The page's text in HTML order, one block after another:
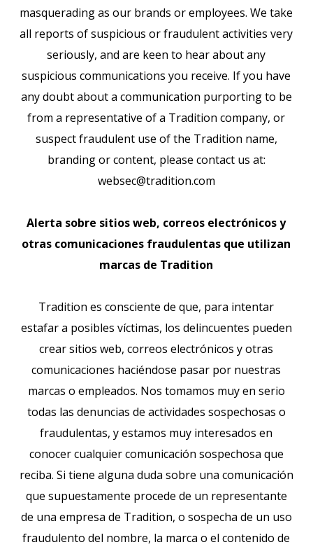
masquerading as our brands or employees. We take
all reports of suspicious or fraudulent activities very
seriously, and are keen to hear about any
suspicious communications you receive. If you have
any doubt about a communication purporting to be
from a representative of a Tradition company, or
suspect fraudulent use of the Tradition name,
branding or content, please contact us at:
websec@tradition.com
Alerta sobre sitios web, correos electrónicos y
otras comunicaciones fraudulentas que utilizan
marcas de Tradition
Tradition es consciente de que, para intentar
estafar a posibles víctimas, los delincuentes pueden
crear sitios web, correos electrónicos y otras
comunicaciones haciéndose pasar por nuestras
marcas o empleados. Nos tomamos muy en serio
todas las denuncias de actividades sospechosas o
fraudulentas, y estamos muy interesados en
conocer cualquier comunicación sospechosa que
reciba. Si tiene alguna duda sobre una comunicación
que supuestamente procede de un representante
de una empresa de Tradition, o sospecha de un uso
fraudulento del nombre, la marca o el contenido de